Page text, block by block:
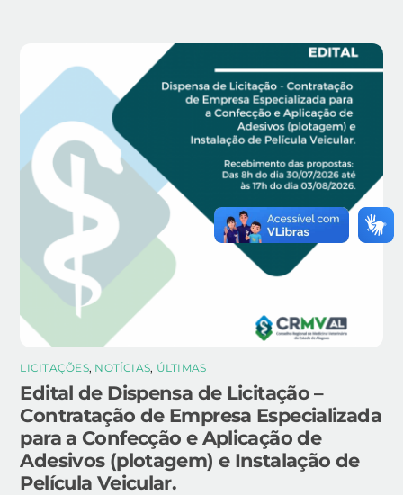
LICITAÇÕES, NOTÍCIAS, ÚLTIMAS
Edital de Dispensa de Licitação –
Contratação de Empresa Especializada
para a Confecção e Aplicação de
Adesivos (plotagem) e Instalação de
Película Veicular.